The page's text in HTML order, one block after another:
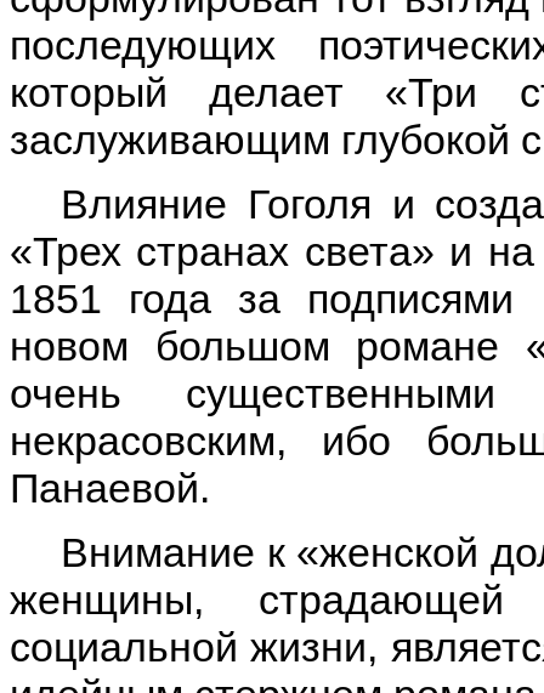
последующих
который делает «Три
заслуживающим глубокой
Влияние Гоголя и
«Трех странах света» и
1851 года за
новом большом романе
очень
некрасовским, ибо
Панаевой.
Внимание к «женской
женщины, страдающей
социальной жизни,